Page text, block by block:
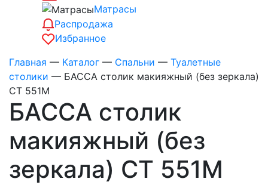
Матрасы
Распродажа
Избранное
Главная — Каталог — Спальни — Туалетные
столики — БАССА столик макияжный (без зеркала)
СТ 551М
БАССА столик
макияжный (без
зеркала) СТ 551М